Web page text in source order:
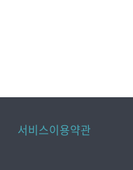
서비스이용약관